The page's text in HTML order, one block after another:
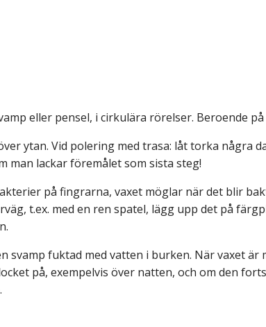
eller pensel, i cirkulära rörelser. Beroende
ytan. Vid polering med trasa: låt torka några
man lackar föremålet som sista steg!
på fingrarna, vaxet möglar när det blir
t.ex. med en ren spatel, lägg upp det på
svamp fuktad med vatten i burken. När vaxet
på, exempelvis över natten, och om den